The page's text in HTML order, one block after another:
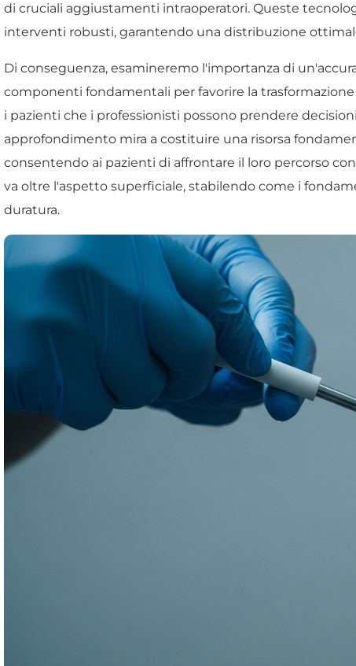
di cruciali aggiustamenti intraoperatori. Queste
interventi robusti, garantendo una distribuzione
Di conseguenza, esamineremo l'importanza di
componenti fondamentali per favorire la
i pazienti che i professionisti possono prendere
approfondimento mira a costituire una risorsa
consentendo ai pazienti di affrontare il loro percorso
va oltre l'aspetto superficiale, stabilendo come i
duratura.